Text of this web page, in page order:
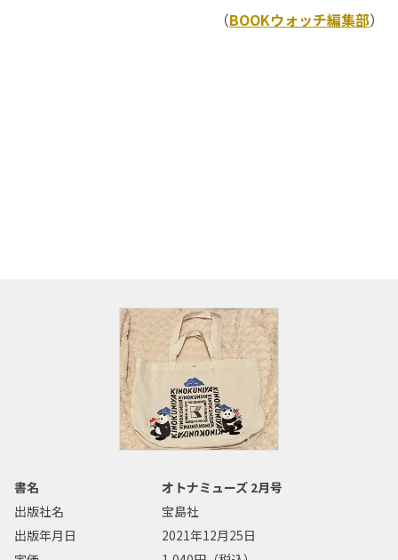
（BOOKウォッチ編集部）
書名
オトナミューズ 2月号
出版社名
宝島社
出版年月日
2021年12月25日